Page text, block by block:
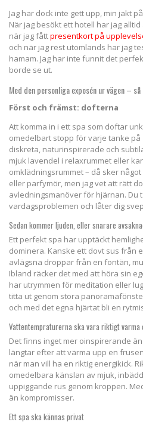
Jag har dock inte gett upp, min jakt
När jag besökt ett hotell har jag
när jag fåttpresentkort på
och när jag rest utomlands har jag
hamam. Jag har inte funnit det
borde se ut.
Med den personliga exposén ur vägen –
Först och främst: dofterna
Att komma in i ett spa som doftar
omedelbart stopp för varje tanke
diskreta, naturinspirerade och
mjuk lavendel i relaxrummet eller
omklädningsrummet – då sker
eller parfymör, men jag vet att rätt
avledningsmanöver för hjärnan. Du
vardagsproblemen och låter dig
Sedan kommer ljuden, eller snarare
Ett perfekt spa har upptäckt
dominera. Kanske ett dovt sus från
avlägsna droppar från en fontän,
Ibland räcker det med att höra sin
har utrymmen för meditation eller
titta ut genom stora
och med det egna hjärtat bli en
Vattentempraturerna ska vara riktigt varma
Det finns inget mer oinspirerande
längtar efter att värma upp en
när man vill ha en riktig energikick.
omedelbara känslan av mjuk,
uppiggande rus genom kroppen.
än kompromisser.
Ett spa ska kännas privat